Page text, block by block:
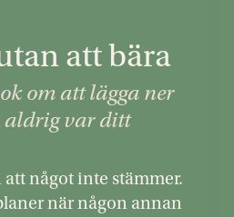
att bära
om att lägga ner
aldrig var ditt
något inte stämmer.
när någon annan